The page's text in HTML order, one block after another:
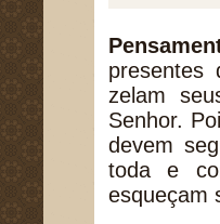
presentes
zelam
Senhor.
devem
toda e
esqueçam